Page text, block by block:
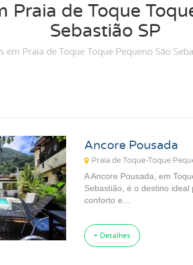
Praia de Toque
Sebastião SP
em Praia de Toque Toque Pequeno São
Ancore Pousada
Praia de Toque-Toque
A Ancore Pousada, em
Sebastião, é o destino
conforto e...
+ Detalhes